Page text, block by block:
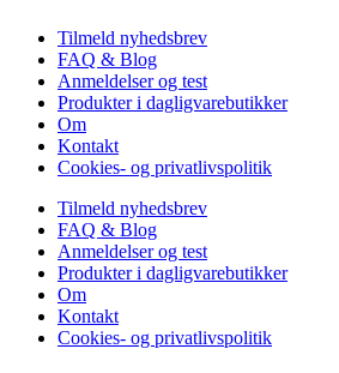
Tilmeld nyhedsbrev
FAQ & Blog
Anmeldelser og test
Produkter i dagligvarebutikker
Om
Kontakt
Cookies- og privatlivspolitik
Tilmeld nyhedsbrev
FAQ & Blog
Anmeldelser og test
Produkter i dagligvarebutikker
Om
Kontakt
Cookies- og privatlivspolitik